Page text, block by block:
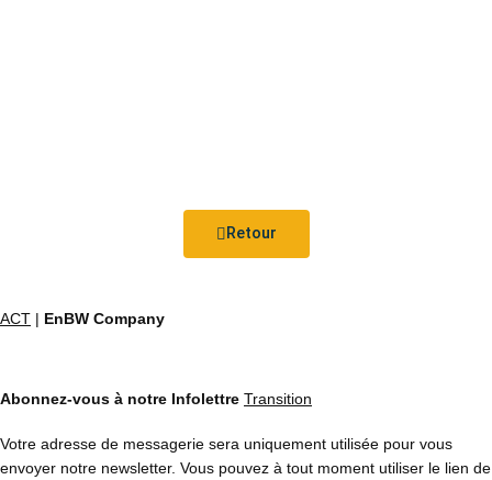
Retour
ACT | EnBW Company
Abonnez-vous à notre Infolettre Transition
Votre adresse de messagerie sera uniquement utilisée pour vous
envoyer notre newsletter. Vous pouvez à tout moment utiliser le lien de